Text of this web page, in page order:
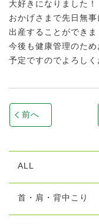
大好きになりました！
おかげさまで先日無
出産することができま
今後も健康管理のため
予定ですのでよろしく
前へ
ALL
首・肩・背中こり